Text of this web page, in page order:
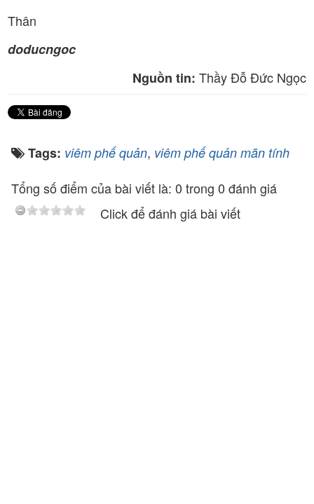
Thân
doducngoc
Nguồn tin: Thầy Đỗ Đức Ngọc
Tags: viêm phế quản, viêm phế quản mãn tính
Tổng số điểm của bài viết là: 0 trong 0 đánh giá
Click để đánh giá bài viết